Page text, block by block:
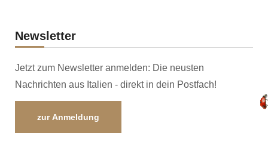
Newsletter
Jetzt zum Newsletter anmelden: Die neusten
Nachrichten aus Italien - direkt in dein Postfach!
zur Anmeldung